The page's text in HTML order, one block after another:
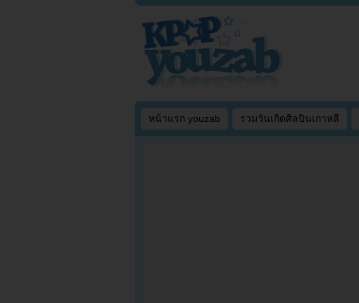
หน้าแรก youzab รวมวันเกิดศิลปินเกาหลี